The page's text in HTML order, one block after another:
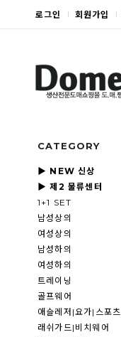
로그인 회원가입
CATEGORY
▶ NEW 신상
▶ 제2 물류센터
1+1 SET
남성상의
여성상의
남성하의
여성하의
트레이닝
골프웨어
애슬레저|요가|스포츠
래쉬가드|비치웨어